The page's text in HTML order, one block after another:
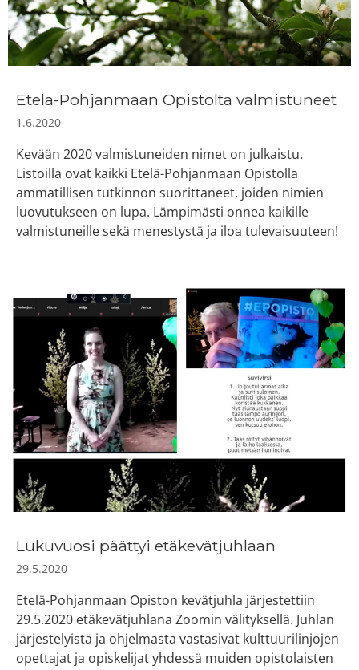
Etelä-Pohjanmaan Opistolta valmistuneet
1.6.2020
Kevään 2020 valmistuneiden nimet on julkaistu.
Listoilla ovat kaikki Etelä-Pohjanmaan Opistolla
ammatillisen tutkinnon suorittaneet, joiden nimien
luovutukseen on lupa. Lämpimästi onnea kaikille
valmistuneille sekä menestystä ja iloa tulevaisuuteen!
Lukuvuosi päättyi etäkevätjuhlaan
29.5.2020
Etelä-Pohjanmaan Opiston kevätjuhla järjestettiin
29.5.2020 etäkevätjuhlana Zoomin välityksellä. Juhlan
järjestelyistä ja ohjelmasta vastasivat kulttuurilinjojen
opettajat ja opiskelijat yhdessä muiden opistolaisten